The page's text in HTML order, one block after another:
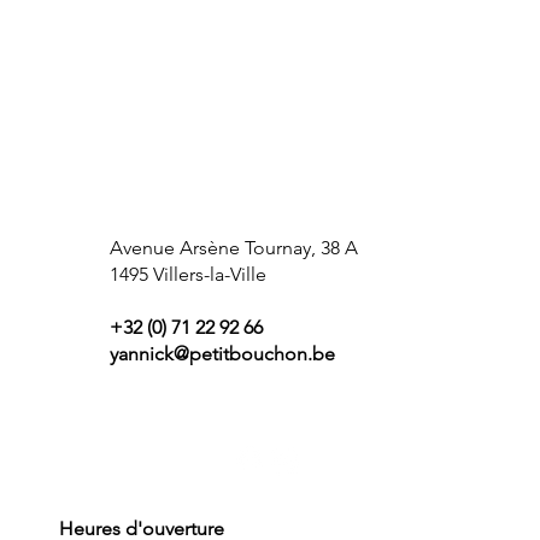
Heures d'ouverture
Avenue Arsène Tournay, 38 A
1495 Villers-la-Ville
+32 (0) 71 22 92 66
yannick@petitbouchon.be